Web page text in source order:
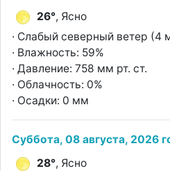
26°, Ясно
· Слабый северный ветер (4
· Влажность: 59%
· Давление: 758 мм рт. ст.
· Облачность: 0%
· Осадки: 0 мм
Суббота, 08 августа, 2026
28°, Ясно